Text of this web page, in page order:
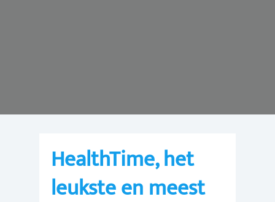
HealthTime, het
leukste en meest